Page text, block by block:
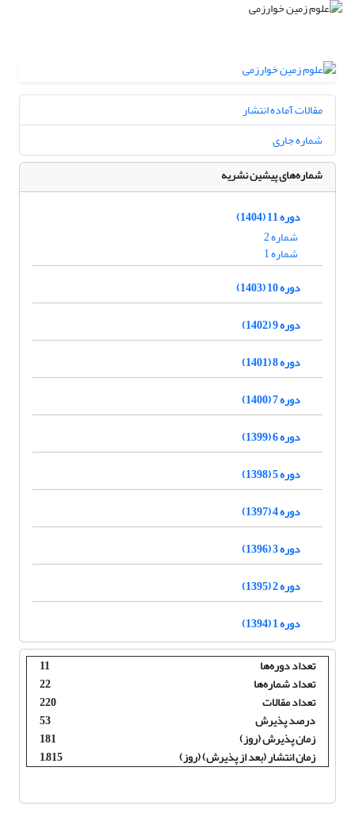
مقالات آماده انتشار
شماره جاری
شماره‌های پیشین نشریه
دوره 11 (1404)
شماره 2
شماره 1
دوره 10 (1403)
دوره 9 (1402)
دوره 8 (1401)
دوره 7 (1400)
دوره 6 (1399)
دوره 5 (1398)
دوره 4 (1397)
دوره 3 (1396)
دوره 2 (1395)
دوره 1 (1394)
تعداد دوره‌ها
11
تعداد شماره‌ها
22
تعداد مقالات
220
درصد پذیرش
53
زمان پذیرش (روز)
181
زمان انتشار (بعد از پذیرش) (روز)
1,815